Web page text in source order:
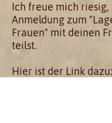
Ich freue mich riesig,
Anmeldung zum
Frauen" mit deinen
teilst.
Hier ist der Link dazu: